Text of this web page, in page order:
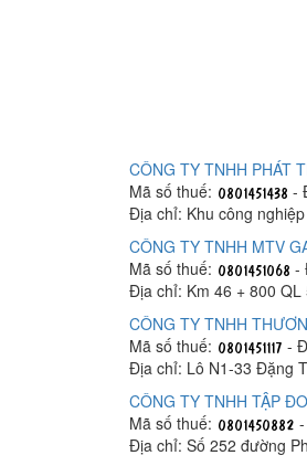
CÔNG TY TNHH PHÁT
Mã số thuế:
-
Địa chỉ: Khu công
CÔNG TY TNHH MTV
Mã số thuế:
-
Địa chỉ: Km 46 + 800
CÔNG TY TNHH
Mã số thuế:
-
Địa chỉ: Lô N1-33 Đặng
CÔNG TY TNHH TẬP
Mã số thuế:
Địa chỉ: Số 252 đường